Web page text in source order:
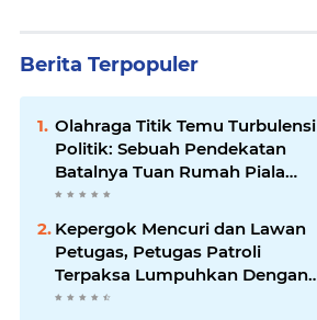
Berita Terpopuler
Olahraga Titik Temu Turbulensi
Politik: Sebuah Pendekatan
Batalnya Tuan Rumah Piala
Dunia U-20
Kepergok Mencuri dan Lawan
Petugas, Petugas Patroli
Terpaksa Lumpuhkan Dengan
Peluru Karet